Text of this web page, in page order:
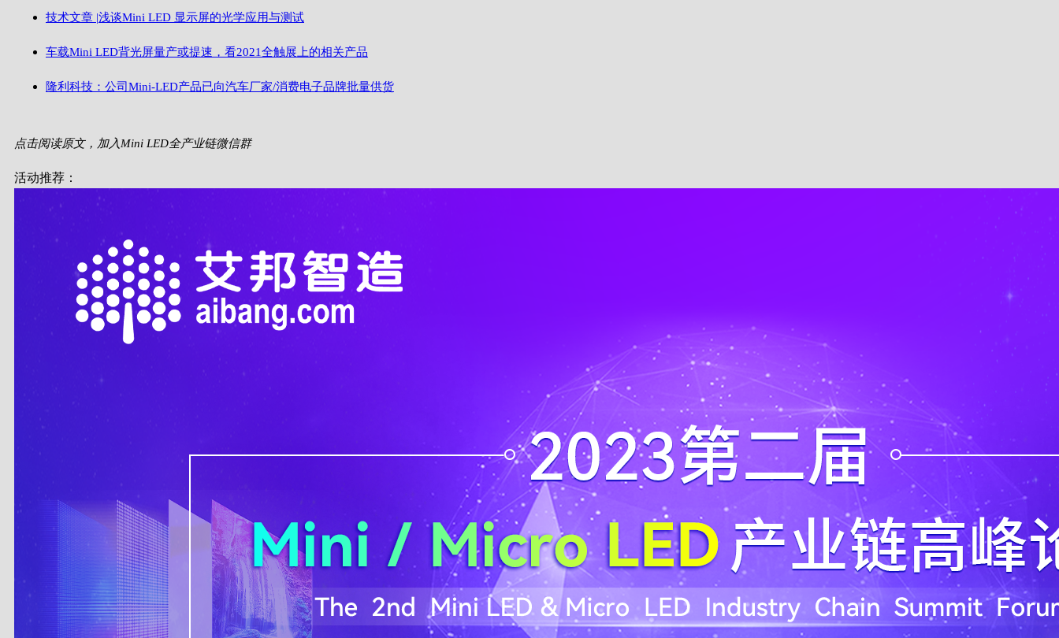
技术文章 |浅谈Mini LED 显示屏的光学应用与测试
车载Mini LED背光屏量产或提速，看2021全触展上的相关产品
隆利科技：公司Mini-LED产品已向汽车厂家/消费电子品牌批量供货
点击阅读原文，加入Mini LED全产业链微信群
活动推荐：